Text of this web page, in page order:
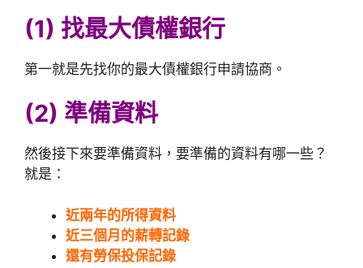
(1) 找最大債權銀行
第一就是先找你的最大債權銀行申請協商。
(2) 準備資料
然後接下來要準備資料，要準備的資料有哪一些？
就是：
近兩年的所得資料
近三個月的薪轉記錄
還有勞保投保記錄